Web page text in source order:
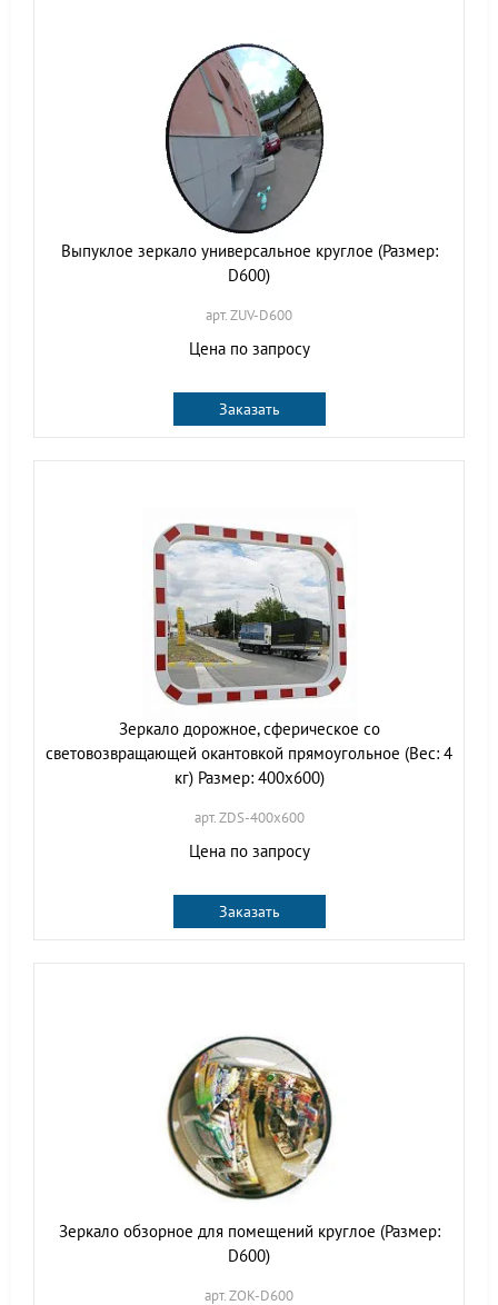
Выпуклое зеркало универсальное круглое (Размер:
D600)
арт. ZUV-D600
Цена по запросу
Заказать
Зеркало дорожное, сферическое со
световозвращающей окантовкой прямоугольное (Вес: 4
кг) Размер: 400х600)
арт. ZDS-400х600
Цена по запросу
Заказать
Зеркало обзорное для помещений круглое (Размер:
D600)
арт. ZOK-D600